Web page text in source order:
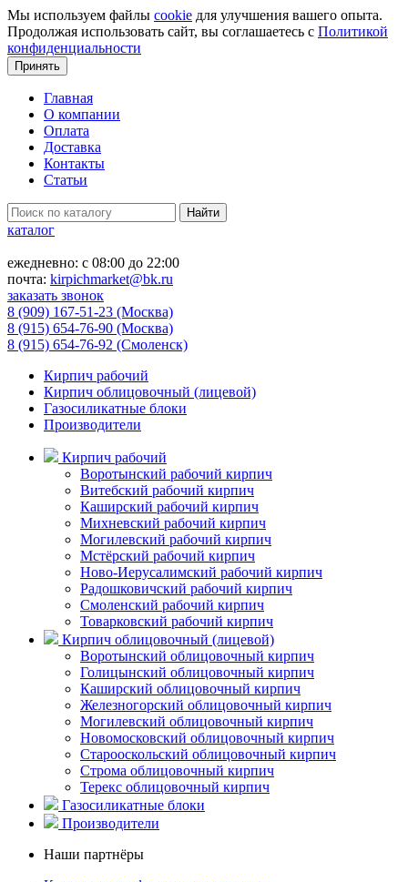
Мы используем файлы cookie для улучшения вашего опыта.
Продолжая использовать сайт, вы соглашаетесь с Политикой
конфиденциальности
Принять
Главная
О компании
Оплата
Доставка
Контакты
Статьи
Найти
каталог
ежедневно: с 08:00 до 22:00
почта: kirpichmarket@bk.ru
заказать звонок
8 (909) 167-51-23 (Москва)
8 (915) 654-76-90 (Москва)
8 (915) 654-76-92 (Смоленск)
Кирпич рабочий
Кирпич облицовочный (лицевой)
Газосиликатные блоки
Производители
Кирпич рабочий
Воротынский рабочий кирпич
Витебский рабочий кирпич
Каширский рабочий кирпич
Михневский рабочий кирпич
Могилевский рабочий кирпич
Мстёрский рабочий кирпич
Ново-Иерусалимский рабочий кирпич
Радошковичский рабочий кирпич
Смоленский рабочий кирпич
Товарковский рабочий кирпич
Кирпич облицовочный (лицевой)
Воротынский облицовочный кирпич
Голицынский облицовочный кирпич
Каширский облицовочный кирпич
Железногорский облицовочный кирпич
Могилевский облицовочный кирпич
Новомосковский облицовочный кирпич
Старооскольский облицовочный кирпич
Строма облицовочный кирпич
Терекс облицовочный кирпич
Газосиликатные блоки
Производители
Наши партнёры